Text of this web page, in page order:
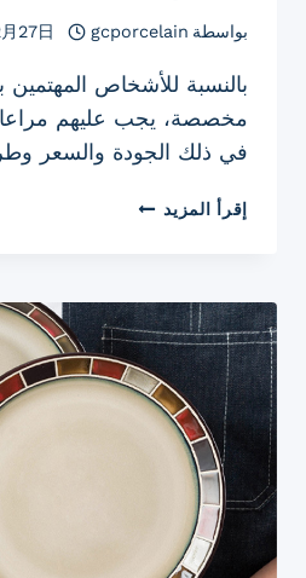
بواسطة gcporcelain
27日
بالنسبة للأشخاص
مخصصة، يجب عليهم
في ذلك الجودة والسعر
إقرأ المزيد الدليل
طاولة
الطعام
المخصصة